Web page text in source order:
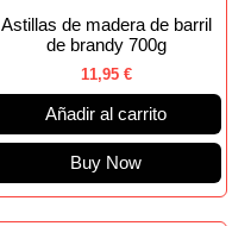
Astillas de madera de barril
de brandy 700g
11,95 €
Añadir al carrito
Buy Now